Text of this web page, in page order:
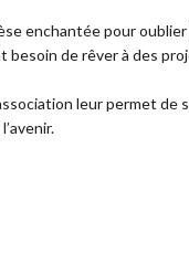
enchantée pour
besoin de rêver à des
leur permet